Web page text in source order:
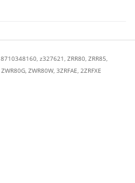
8710348160, z327621, ZRR80, ZRR85,
ZWR80G, ZWR80W, 3ZRFAE, 2ZRFXE